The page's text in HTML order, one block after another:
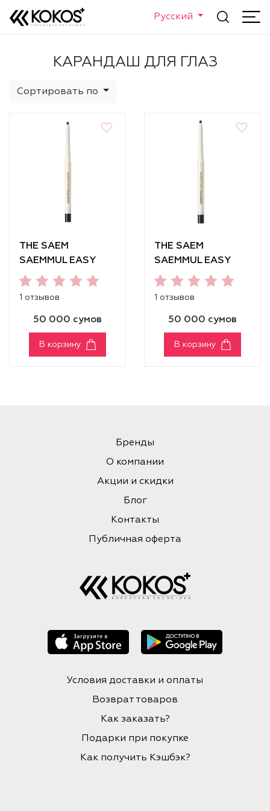
Русский
КАРАНДАШ ДЛЯ ГЛАЗ
Сортировать по
THE SAEM
SAEMMUL EASY
EYELINER [01
BLACK]
1 отзывов
50 000 сумов
В корзину
THE SAEM
SAEMMUL EASY
EYELINER [02
BROWN]
1 отзывов
50 000 сумов
В корзину
Бренды
О компании
Акции и скидки
Блог
Контакты
Публичная оферта
Условия доставки и оплаты
Возврат товаров
Как заказать?
Подарки при покупке
Как получить Кэшбэк?